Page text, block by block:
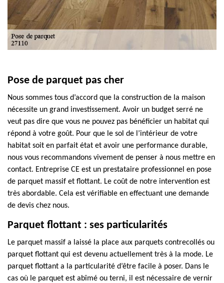
Pose de parquet pas cher
Nous sommes tous d’accord que la construction de la maison
nécessite un grand investissement. Avoir un budget serré ne
veut pas dire que vous ne pouvez pas bénéficier un habitat qui
répond à votre goût. Pour que le sol de l’intérieur de votre
habitat soit en parfait état et avoir une performance durable,
nous vous recommandons vivement de penser à nous mettre en
contact. Entreprise CE est un prestataire professionnel en pose
de parquet massif et flottant. Le coût de notre intervention est
très abordable. Cela est vérifiable en effectuant une demande
de devis chez nous.
Parquet flottant : ses particularités
Le parquet massif a laissé la place aux parquets contrecollés ou
parquet flottant qui est devenu actuellement très à la mode. Le
parquet flottant a la particularité d’être facile à poser. Dans le
cas où le parquet est abîmé ou terni, il est nécessaire de vernir